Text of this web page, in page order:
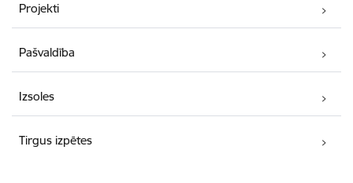
Projekti
Pašvaldība
Izsoles
Tirgus izpētes